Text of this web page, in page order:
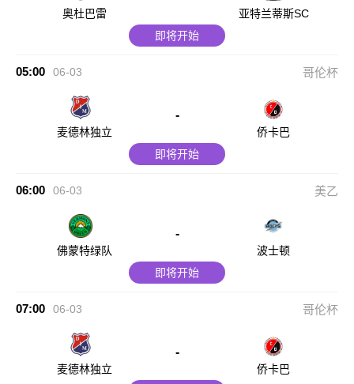
奥杜巴雷
亚特兰蒂斯SC
即将开始
05:00 06-03 哥伦杯
麦德林独立
-
侨卡巴
即将开始
06:00 06-03 美乙
佛蒙特绿队
-
波士顿
即将开始
07:00 06-03 哥伦杯
麦德林独立
-
侨卡巴